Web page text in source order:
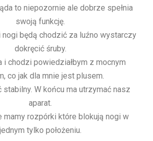
to niepozornie ale dobrze spełnia
swoją funkcję.
będą chodzić za luźno wystarczy
dokręcić śruby.
i chodzi powiedziałbym z mocnym
co jak dla mnie jest plusem.
stabilny. W końcu ma utrzymać nasz
aparat.
mamy rozpórki które blokują nogi w
jednym tylko położeniu.